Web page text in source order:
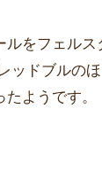
をフェル
ッドブルの
ようです。